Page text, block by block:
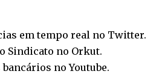
em tempo real no Twitter.
Sindicato no Orkut.
bancários noYoutube.